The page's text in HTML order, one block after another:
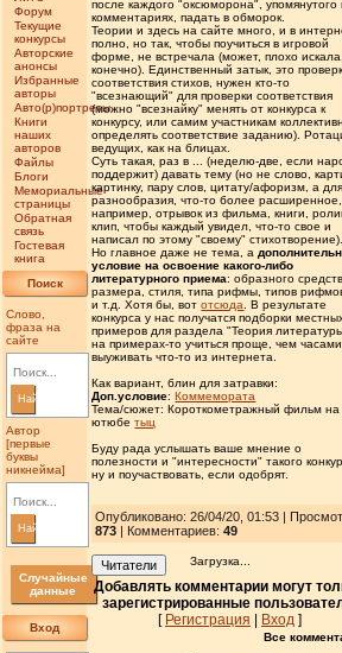
Форум
Текущие
конкурсы
Авторские
анонсы
Избранные
авторы
Авто(р)портреты
Книги
наших
авторов
Файлы
Блоги
Мемориальные
страницы
Обратная
связь
Гостевая
книга
Поиск
Слово,
фраза на
сайте
Найти
Автор
[первые
буквы
никнейма]
Найти
Случайные
данные
Вход
после каждого "оксюморона", упомянутого
комментариях, падать в обморок.
Теории и здесь на сайте много, и в
полно, но так, чтобы поучиться в игровой
форме, не встречала (может, плохо искала,
конечно). Единственный затык, это
соответствия стихов, нужен кто-то
"всезнающий" для проверки соответствия
(можно "всезнайку" менять от конкурса к
конкурсу, или самим участникам
определять соответствие заданию).
ведущих, как на блицах.
Суть такая, раз в ... (неделю-две, если
поддержит) давать тему (но не слово,
картинку, пару слов, цитату/афоризм, а для
разнообразия, что-то более расширенное,
например, отрывок из фильма, книги,
клип, чтобы каждый увидел, что-то свое и
написал по этому "своему" стихотворение).
Но главное даже не тема, а
условие на освоение какого-либо
литературного приема: образного
размера, стиля, типа рифмы, типов
и т.д. Хотя бы, вототсюда
. В результате
конкурса у нас получатся подборки
примеров для раздела "Теория
на примерах-то учиться проще, чем часами
выуживать что-то из интернета.
Как вариант, блин для затравки:
Доп.условие:Коммемората
Тема/сюжет: Короткометражный фильм на
ютюбетыц
Буду рада услышать ваше мнение о
полезности и "интересности" такого
ну и поучаствовать, если одобрят.
Опубликовано: 26/04/20, 01:53 |
873| Комментариев: 49
Читатели Загрузка...
Добавлять комментарии могут
зарегистрированные
[ Регистрация Вход]
Все